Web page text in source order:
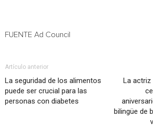
FUENTE Ad Council
Artículo anterior
La seguridad de los alimentos
puede ser crucial para las
personas con diabetes
La actriz
bilingüe de